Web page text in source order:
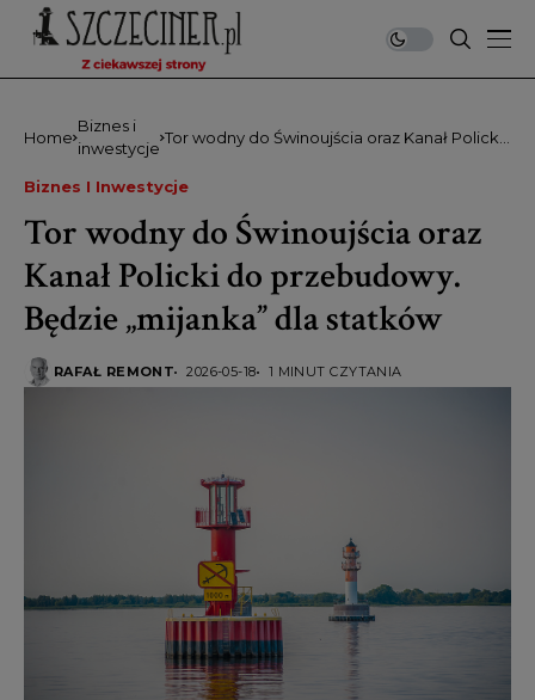
Home
Biznes i
inwestycje
Tor wodny do Świnoujścia oraz Kanał Policki
statków
Biznes I Inwestycje
Tor wodny do Świnoujścia oraz
Kanał Policki do przebudowy.
Będzie „mijanka” dla statków
RAFAŁ REMONT 2026-05-18 1 MINUT CZYTANIA